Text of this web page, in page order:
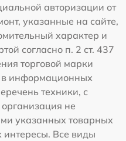
авторизации от
указанные на сайте,
характер и
согласно п. 2 ст. 437
торговой марки
в информационных
техники, с
не
указанных товарных
интересы. Все виды